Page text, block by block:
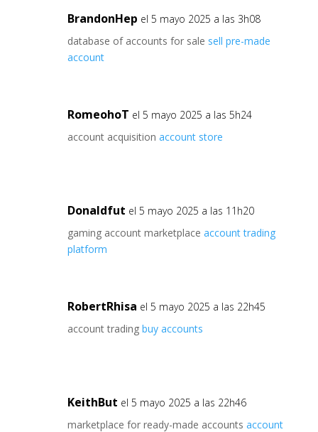
BrandonHep el 5 mayo 2025 a las 3h08
database of accounts for sale sell pre-made
account
RomeohoT el 5 mayo 2025 a las 5h24
account acquisition account store
Donaldfut el 5 mayo 2025 a las 11h20
gaming account marketplace account trading
platform
RobertRhisa el 5 mayo 2025 a las 22h45
account trading buy accounts
KeithBut el 5 mayo 2025 a las 22h46
marketplace for ready-made accounts account